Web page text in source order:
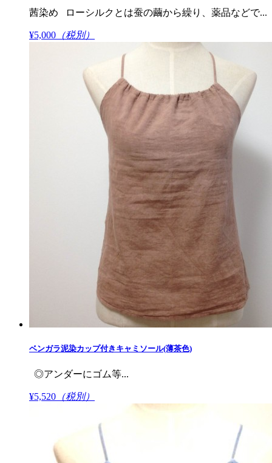
茜染め ローシルクとは蚕の繭から繰り、薬品などで...
¥5,000 （税別）
ベンガラ泥染カップ付きキャミソール(薄茶色)
◎アンダーにゴム等...
¥5,520 （税別）